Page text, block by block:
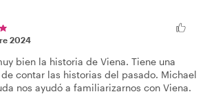
2024
bien la historia de Viena. Tiene una
contar las historias del pasado. Michael
nos ayudó a familiarizarnos con Viena.